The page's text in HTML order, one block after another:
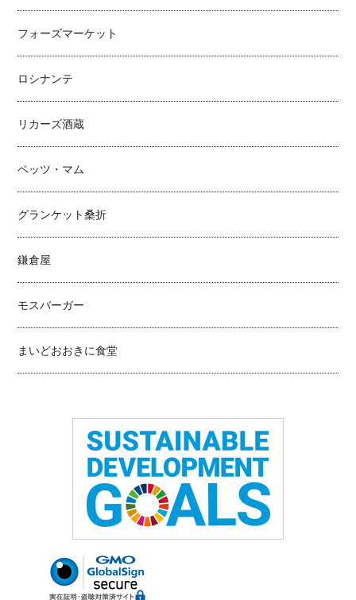
フォーズマーケット
ロシナンテ
リカーズ酒蔵
ペッツ・マム
グランケット桑折
鎌倉屋
モスバーガー
まいどおおきに食堂